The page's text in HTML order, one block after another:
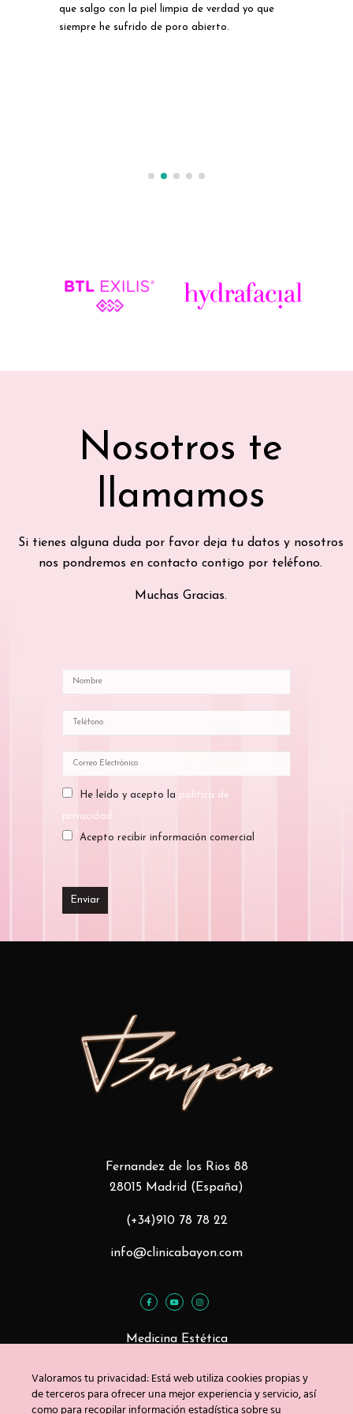
que salgo con la piel limpia de verdad yo que
siempre he sufrido de poro abierto.
Nosotros te
llamamos
Si tienes alguna duda por favor deja tu datos y nosotros
nos pondremos en contacto contigo por teléfono.
Muchas Gracias.
He leído y acepto la política de
privacidad
Acepto recibir información comercial
Fernandez de los Rios 88
28015 Madrid (España)
(+34)910 78 78 22
info@clinicabayon.com
Medicina Estética
Tratamientos Corporales
Valoramos tu privacidad: Está web utiliza cookies propias y
de terceros para ofrecer una mejor experiencia y servicio, así